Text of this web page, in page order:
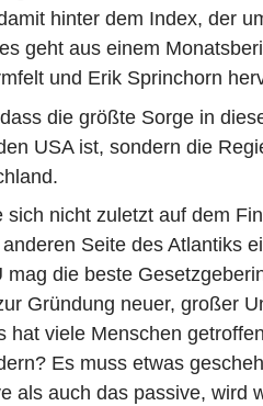
hinter dem Index, der
geht aus einem
und Erik Sprinchorn
die größte Sorge in
USA ist, sondern die
nicht zuletzt auf dem
Seite des Atlantiks
die beste
Gründung neuer, großer
hat viele Menschen
Es muss etwas
als auch das passive, wird